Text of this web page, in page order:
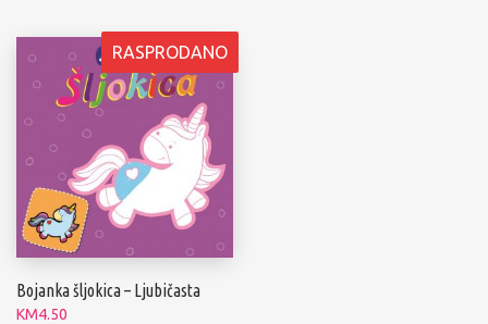
RASPRODANO
Bojanka šljokica – Ljubičasta
KM4.50